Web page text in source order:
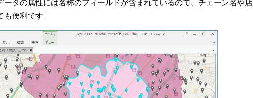
ータの属性には名称のフィールドが含まれているので、チェーン名や店
便利です！